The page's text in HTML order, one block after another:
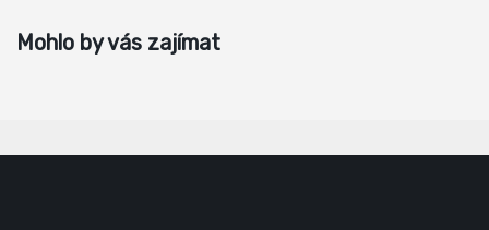
Mohlo by vás zajímat